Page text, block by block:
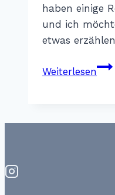
haben einige
und ich
etwas
WeiterlesenSci-